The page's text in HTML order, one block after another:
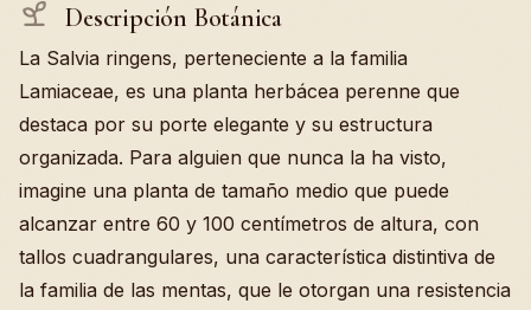
Descripción Botánica
La Salvia ringens, perteneciente a la familia
Lamiaceae, es una planta herbácea perenne que
destaca por su porte elegante y su estructura
organizada. Para alguien que nunca la ha visto,
imagine una planta de tamaño medio que puede
alcanzar entre 60 y 100 centímetros de altura, con
tallos cuadrangulares, una característica distintiva de
la familia de las mentas, que le otorgan una resistencia